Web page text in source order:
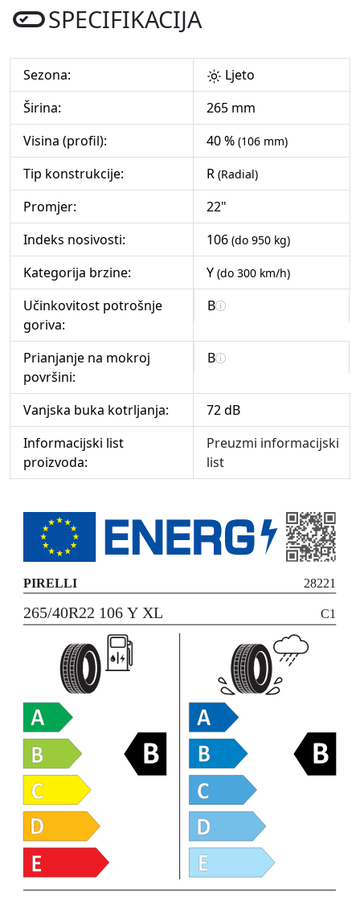
SPECIFIKACIJA
Sezona:
Ljeto
Širina:
265 mm
Visina (profil):
40 % (106 mm)
Tip konstrukcije: R (Radial)
Promjer:
22"
Indeks nosivosti:
106 (do 950 kg)
Kategorija brzine: Y (do 300 km/h)
Učinkovitost potrošnje
goriva:
B
Prianjanje na mokroj
površini:
B
Vanjska buka kotrljanja:
72 dB
Informacijski list
proizvoda:
Preuzmi informacijski
list